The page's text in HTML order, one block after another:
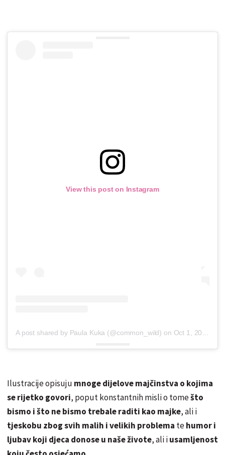
View this post on Instagram
A post shared by Paula Kuka (@common_wild) on Oct 1, 2018 at 3:18pm PDT
Ilustracije opisuju mnoge dijelove majčinstva o kojima
se rijetko govori, poput konstantnih misli o tomešto
bismo i što ne bismo trebale raditi kao majke, ali i
tjeskobu zbog svih malih i velikih problema tehumor i
ljubav koji djeca donose u naše živote, ali iusamljenost